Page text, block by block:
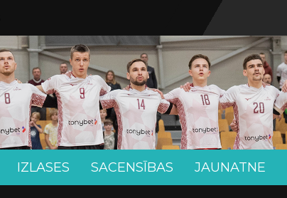
IZLASES SACENSĪBAS JAUNATNE